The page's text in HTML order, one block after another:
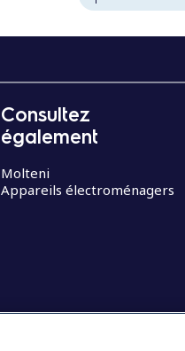
Consultez
également
Molteni
Appareils électroménagers